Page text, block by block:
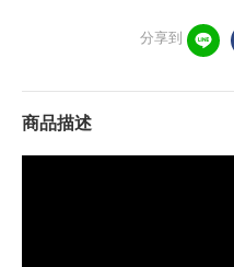
分享到
商品描述